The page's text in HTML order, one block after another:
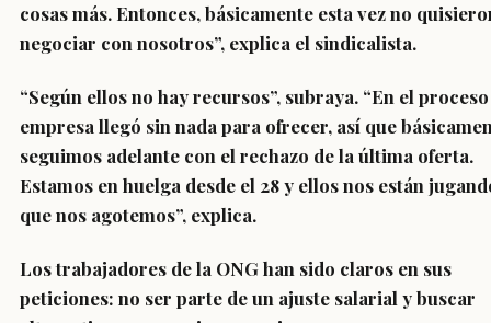
cosas más. Entonces, básicamente esta vez no
negociar con nosotros”, explica el sindicalista.
“Según ellos no hay recursos”, subraya. “En el
empresa llegó sin nada para ofrecer, así que
seguimos adelante con el rechazo de la última oferta.
Estamos en huelga desde el 28 y ellos nos están
que nos agotemos”, explica.
Los trabajadores de la ONG han sido claros en sus
peticiones: no ser parte de un ajuste salarial y buscar